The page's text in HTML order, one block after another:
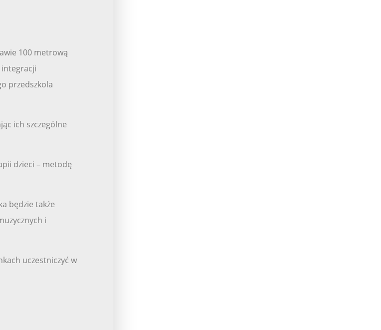
100 metrową
przedszkola
ich szczególne
dzieci – metodę
będzie także
i
uczestniczyć w